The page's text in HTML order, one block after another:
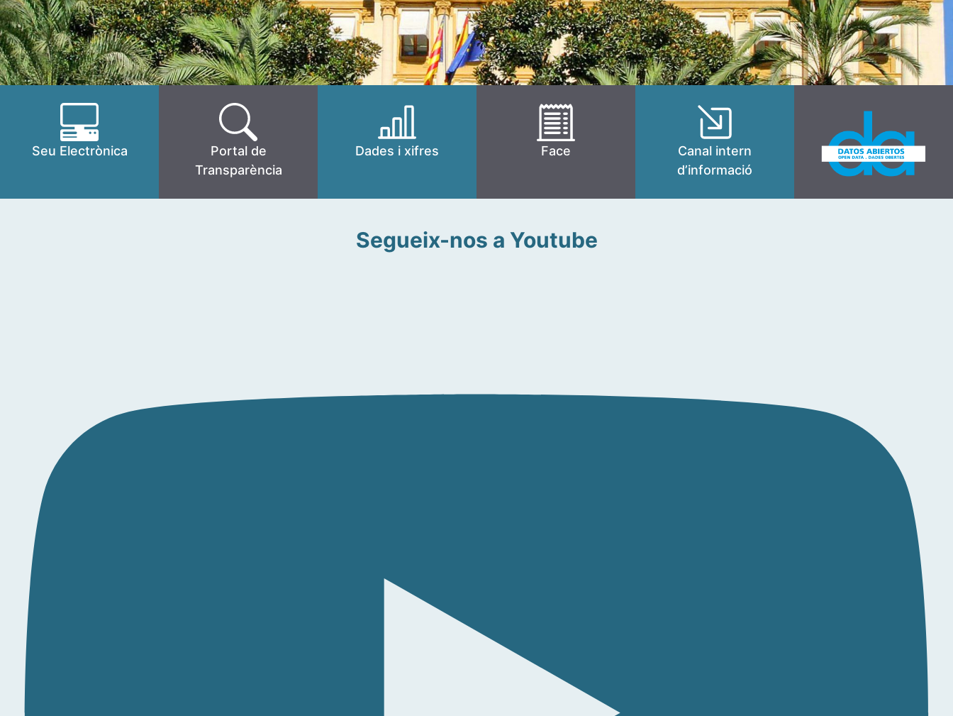
Seu Electrònica
Portal de
Transparència
Dades i xifres Face
Canal intern
d’informació
Segueix-nos a Youtube